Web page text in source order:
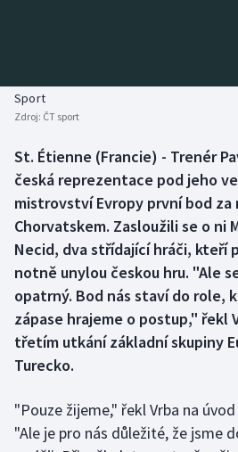
Basketbal
Biatlon
Boby a skeleton
Box
Curling
Cyklistika
Florbal
Aplikace ČT sport
AZ kvíz
Sport
Zdroj: ČT sport
St. Étienne (Francie) - Trenér
česká reprezentace pod jeho
mistrovství Evropy první bod za
Chorvatskem. Zasloužili se o ni
Necid, dva střídající hráči, kteří
notně unylou českou hru. "Ale
opatrný. Bod nás staví do role,
zápase hrajeme o postup," řekl
třetím utkání základní skupiny
Turecko.
"Pouze žijeme," řekl Vrba na
"Ale je pro nás důležité, že jsme